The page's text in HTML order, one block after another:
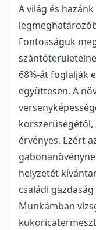
A világ és
Fontosságuk
68%-át foglalják
együttesen. A
korszerűségétől,
érvényes. Ezért
helyzetét
családi
Munkámban